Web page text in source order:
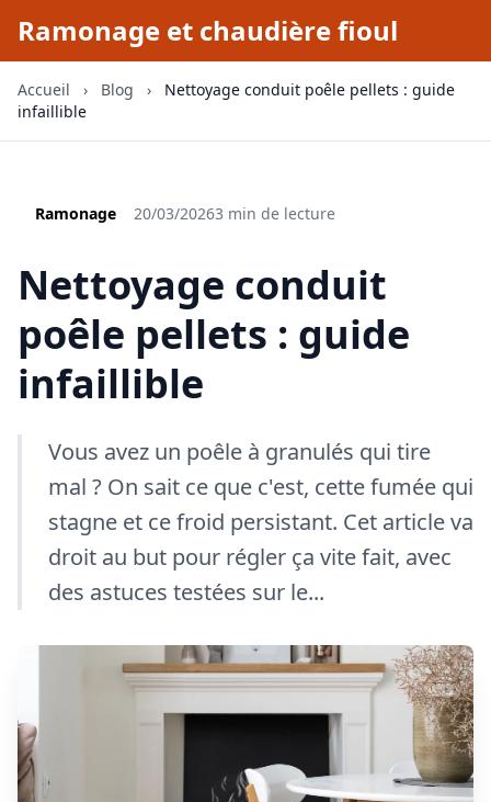
Ramonage et chaudière fioul
Accueil › Blog ›
Nettoyage conduit poêle pellets : guide
infaillible
Ramonage 20/03/20263 min de lecture
Nettoyage conduit
poêle pellets : guide
infaillible
Vous avez un poêle à granulés qui tire
mal ? On sait ce que c'est, cette fumée qui
stagne et ce froid persistant. Cet article va
droit au but pour régler ça vite fait, avec
des astuces testées sur le...